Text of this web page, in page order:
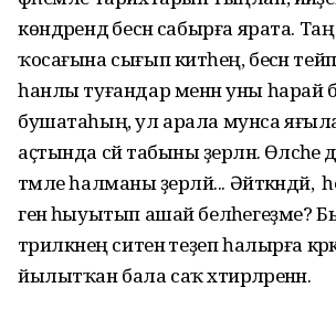
көндәрендә бесән сабырға ярата. Таң
ҡосағына сығып китәһең, бесән
һанлы туғандар менән уны һарай
бушатаһың, ул арала мунса
аҫтында сәй табыны әҙерләнә.
тәмле һалманы әҙерләй... Әйткәндәй,
генә һыуытып ашай беләһегеҙме?
тәрилкәнең ситенә теҙеп һалырға
йылытҡан бала саҡ хәтирәләренән.